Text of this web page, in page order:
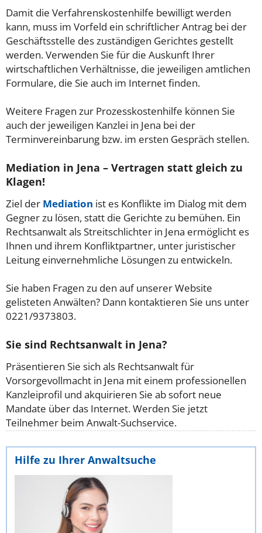
Damit die Verfahrenskostenhilfe bewilligt werden
kann, muss im Vorfeld ein schriftlicher Antrag bei der
Geschäftsstelle des zuständigen Gerichtes gestellt
werden. Verwenden Sie für die Auskunft Ihrer
wirtschaftlichen Verhältnisse, die jeweiligen amtlichen
Formulare, die Sie auch im Internet finden.
Weitere Fragen zur Prozesskostenhilfe können Sie
auch der jeweiligen Kanzlei in Jena bei der
Terminvereinbarung bzw. im ersten Gespräch stellen.
Mediation in Jena – Vertragen statt gleich zu
Klagen!
Ziel der Mediation ist es Konflikte im Dialog mit dem
Gegner zu lösen, statt die Gerichte zu bemühen. Ein
Rechtsanwalt als Streitschlichter in Jena ermöglicht es
Ihnen und ihrem Konfliktpartner, unter juristischer
Leitung einvernehmliche Lösungen zu entwickeln.
Sie haben Fragen zu den auf unserer Website
gelisteten Anwälten? Dann kontaktieren Sie uns unter
0221/9373803.
Sie sind Rechtsanwalt in Jena?
Präsentieren Sie sich als Rechtsanwalt für
Vorsorgevollmacht in Jena mit einem professionellen
Kanzleiprofil und akquirieren Sie ab sofort neue
Mandate über das Internet. Werden Sie jetzt
Teilnehmer beim Anwalt-Suchservice.
Hilfe zu Ihrer Anwaltsuche